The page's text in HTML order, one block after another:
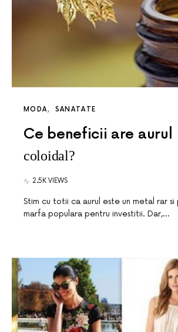
MODA SANATATE
Ce beneficii are aurul
coloidal?
2.5K VIEWS
Stim cu totii ca aurul este un metal rar si
marfa populara pentru investitii. Dar,…